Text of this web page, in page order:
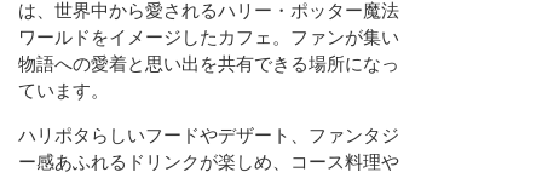
は、世界中から愛されるハリー・ポッター魔法
ワールドをイメージしたカフェ。ファンが集い
物語への愛着と思い出を共有できる場所になっ
ています。
ハリポタらしいフードやデザート、ファンタジ
ー感あふれるドリンクが楽しめ、コース料理や